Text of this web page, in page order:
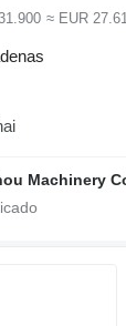
≈ EUR
Machinery